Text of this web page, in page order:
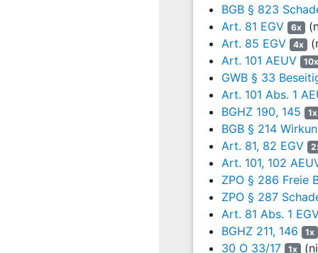
1
Die Parteien
Sachen AT 39824-
mit der Folge eines
2
In Frage stehen 41
betreffen, in 22
Schriftsatz der
Anlagenkonvolut K 5
Die Klagepartei
Anlagenkonvolut K
(Anlagenkonvolut K 1
4
Die Klagepartei und
Maschinenbau, Tief-
Die Klagepartei hat
BGB § 823
Art. 81 EGV 6x
Art. 85 EGV
4x
Art. 101 AEUV
10x
GWB § 33
Art. 101 Abs. 1
BGHZ 190, 145
1x
BGB § 214
Art. 81, 82 EGV
Art. 101, 102
ZPO § 286 Freie
ZPO § 287
Art. 81 Abs. 1
BGHZ 211, 146
1x
30 O 33/17
1x